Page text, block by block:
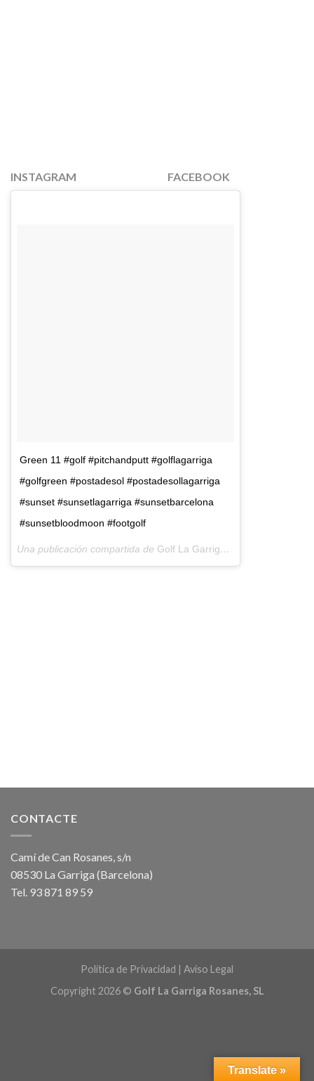
INSTAGRAM
Green 11 #golf #pitchandputt #golflagarriga
#golfgreen #postadesol #postadesollagarriga
#sunset #sunsetlagarriga #sunsetbarcelona
#sunsetbloodmoon #footgolf
Una publicación compartida de Golf La Garriga
FACEBOOK
CONTACTE
Camí de Can Rosanes, s/n
08530 La Garriga (Barcelona)
Tel. 93 871 89 59
Política de Privacidad | Aviso Legal
Copyright 2026 © Golf La Garriga Rosanes, SL
Translate »